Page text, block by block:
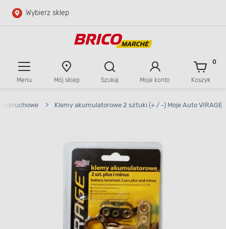
Przejdź do głównej zawartości
Wybierz sklep
Menu Mój sklep Szukaj Moje konto Koszyk
0
rozruchowe > Klemy akumulatorowe 2 sztuki (+ / -) Moje Auto VIRAGE